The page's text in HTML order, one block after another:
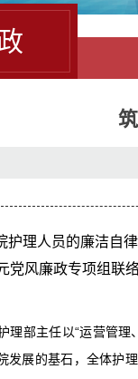
人员的廉洁自律
党风廉政专项组联
部主任以“运营管理
发展的基石，全体护